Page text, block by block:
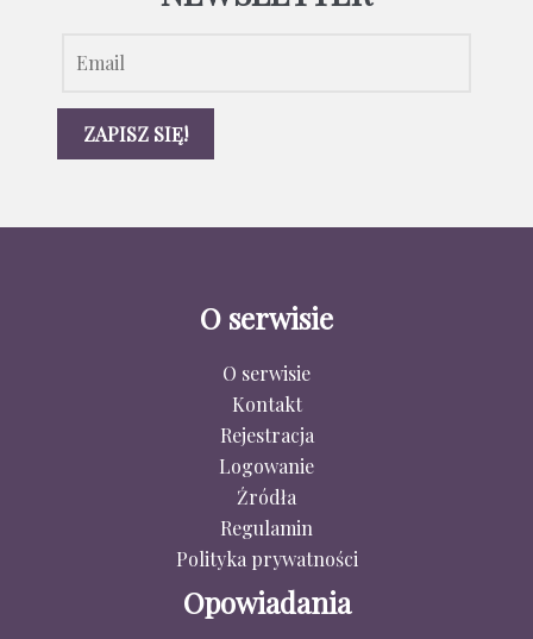
O serwisie
O serwisie
Kontakt
Rejestracja
Logowanie
Źródła
Regulamin
Polityka prywatności
Opowiadania